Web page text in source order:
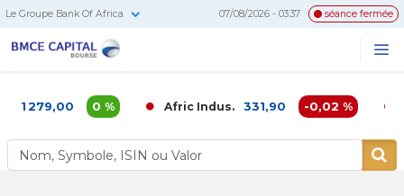
Le Groupe Bank Of Africa 07/08/2026 - 03:37 séance fermée
1 279,00 0 % Afric Indus. 331,90 -0,02 %